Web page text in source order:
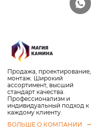
Продажа, проектирование,
монтаж. Широкий
ассортимент, высший
стандарт качества.
Профессионализм и
индивидуальный подход к
каждому клиенту.
БОЛЬШЕ О КОМПАНИИ